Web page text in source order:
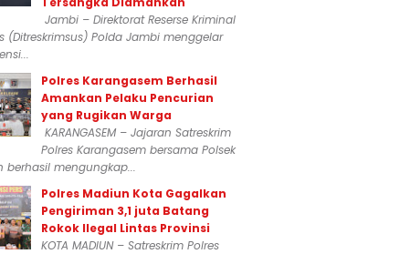
Jambi – Direktorat Reserse Kriminal
(Ditreskrimsus) Polda Jambi menggelar
Polres Karangasem Berhasil
Amankan Pelaku Pencurian
yang Rugikan Warga
KARANGASEM – Jajaran Satreskrim
Polres Karangasem bersama Polsek
berhasil mengungkap...
Polres Madiun Kota Gagalkan
Pengiriman 3,1 juta Batang
Rokok Ilegal Lintas Provinsi
KOTA MADIUN – Satreskrim Polres